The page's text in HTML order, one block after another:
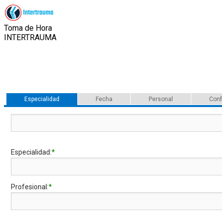
Toma de Hora
INTERTRAUMA
Especialidad Fecha Personal
Especialidad:*
Profesional:*